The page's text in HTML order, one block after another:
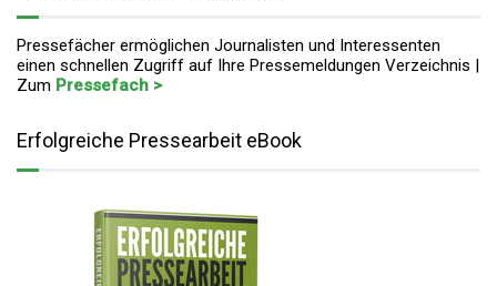
Pressefächer ermöglichen Journalisten und Interessenten
einen schnellen Zugriff auf Ihre Pressemeldungen Verzeichnis |
Zum Pressefach >
Erfolgreiche Pressearbeit eBook